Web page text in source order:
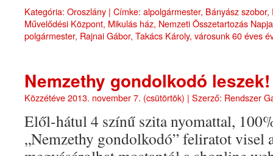
Kategória: Oroszlány | Címke: alpolgármester, Bányász szobor,
Művelődési Központ, Mikulás ház, Nemzeti Összetartozás Napja
polgármester, Rajnai Gábor, Takács Károly, városunk 60 éves
Nemzethy gondolkodó leszek!
Közzétéve2013. november 7. (csütörtök) | Szerző: Rendszer
Elől-hátul 4 színű szita nyomattal,
„Nemzethy gondolkodó” feliratot visel